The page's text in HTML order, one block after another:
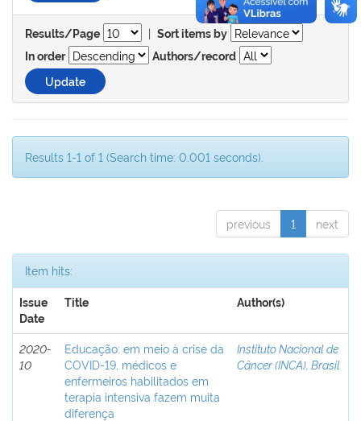
Results/Page | Sort items by
In order
Authors/record
Results 1-1 of 1 (Search time: 0.001 seconds).
previous 1 next
Item hits:
Issue
Date
Title Author(s)
2020-
10
Educação: em meio à crise da
COVID-19, médicos e
enfermeiros habilitados em
terapia intensiva fazem muita
diferença
Instituto Nacional de
Câncer (INCA), Brasil